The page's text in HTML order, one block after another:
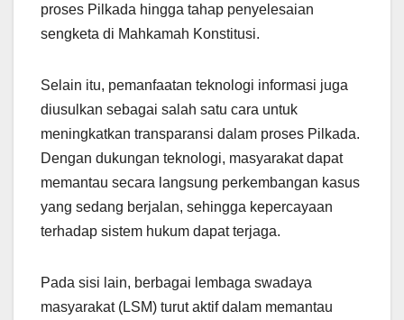
proses Pilkada hingga tahap penyelesaian
sengketa di Mahkamah Konstitusi.
Selain itu, pemanfaatan teknologi informasi juga
diusulkan sebagai salah satu cara untuk
meningkatkan transparansi dalam proses Pilkada.
Dengan dukungan teknologi, masyarakat dapat
memantau secara langsung perkembangan kasus
yang sedang berjalan, sehingga kepercayaan
terhadap sistem hukum dapat terjaga.
Pada sisi lain, berbagai lembaga swadaya
masyarakat (LSM) turut aktif dalam memantau